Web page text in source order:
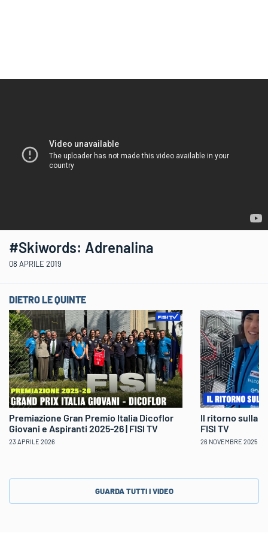
#Skiwords: Adrenalina
08 APRILE 2019
DIETRO LE QUINTE
Premiazione Gran Premio Italia Dicoflor
Giovani e Aspiranti 2025-26 | FISI TV
23 APRILE 2026
Il ritorno sulla
FISI TV
26 NOVEMBRE 2025
GUARDA TUTTI I VIDEO